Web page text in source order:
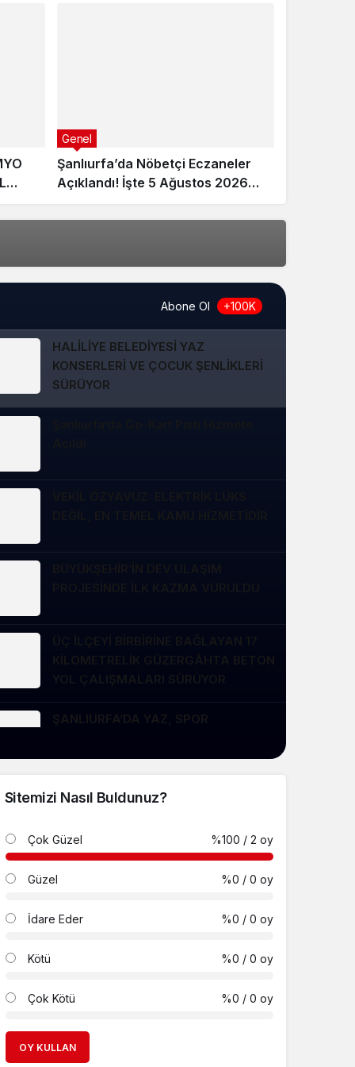
Genel
Şanlıurfa’da Nöbetçi Eczaneler
Açıklandı! İşte 5 Ağustos 2026
Abone Ol +100K
HALİLİYE BELEDİYESİ YAZ
KONSERLERİ VE ÇOCUK ŞENLİKLERİ
SÜRÜYOR
YAZ DOLU DOLU GEÇİYOR
ŞANLIURFA BÜYÜKŞEHİR BELEDİYESİ
Sitemizi Nasıl Buldunuz?
Çok Güzel %100 / 2 oy
Güzel %0 / 0 oy
İdare Eder %0 / 0 oy
Kötü %0 / 0 oy
Çok Kötü %0 / 0 oy
OY KULLAN